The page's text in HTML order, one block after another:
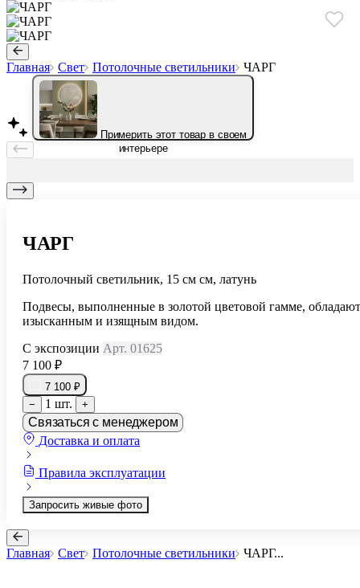
Главная Свет Потолочные светильники ЧАРГ
Примерить этот товар в своем
интерьере
ЧАРГ
Потолочный светильник, 15 см см, латунь
Подвесы, выполненные в золотой цветовой гамме, обладают
изысканным и изящным видом.
С экспозиции Арт. 01625
7 100 ₽
7 100 ₽
−
1 шт. +
Связаться с менеджером
Доставка и оплата
Правила эксплуатации
Запросить живые фото
Главная Свет Потолочные светильники ЧАРГ...